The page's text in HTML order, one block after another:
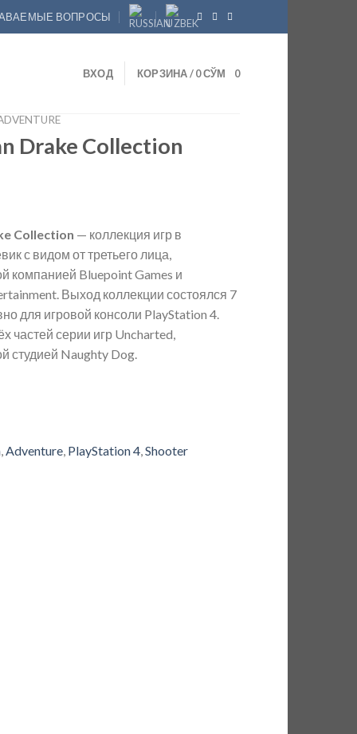
ВОПРОСЫ
ВХОД КОРЗИНА /0СЎМ 0
Drake Collection
Collection — коллекция игр в
с видом от третьего лица,
компанией Bluepoint Games и
Выход коллекции состоялся 7
для игровой консоли PlayStation 4.
частей серии игр Uncharted,
студией Naughty Dog.
Adventure PlayStation 4 Shooter